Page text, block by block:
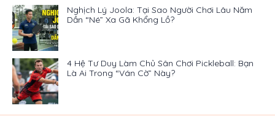
Nghịch Lý Joola: Tại Sao Người Chơi Lâu Năm
Dần “Né” Xa Gã Khổng Lồ?
4 Hệ Tư Duy Làm Chủ Sân Chơi Pickleball: Bạn
Là Ai Trong “Ván Cờ” Này?